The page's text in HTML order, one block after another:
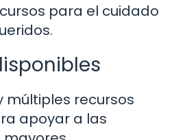
para el cuidado
múltiples recursos
apoyar a las